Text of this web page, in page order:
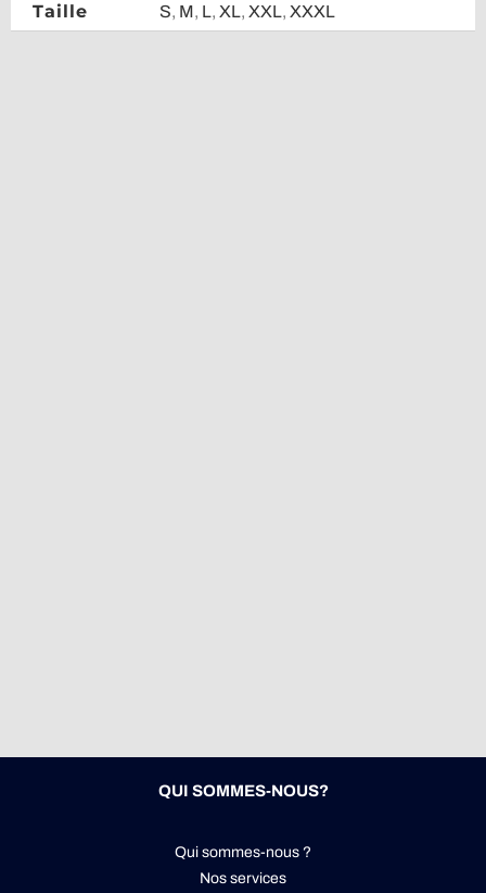
Taille S, M, L, XL, XXL, XXXL
QUI SOMMES-NOUS?
Qui sommes-nous ?
Nos services